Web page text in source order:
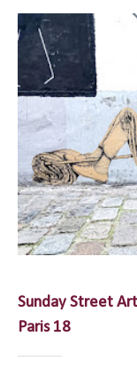
Sunday Street
Paris 18